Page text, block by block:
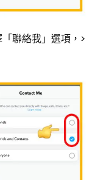
聯絡我」選項，>